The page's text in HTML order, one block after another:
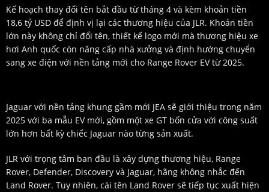
Kế hoạch thay đổi tên bắt đầu từ tháng 4 và kèm khoản tiền
18,6 tỷ USD để định vị lại các thương hiệu của JLR. Khoản tiền
lớn này không chỉ đổi tên, thiết kế logo mới mà thương hiệu xe
hơi Anh quốc còn nâng cấp nhà xưởng và định hướng chuyển
sang xe điện với nền tảng mới cho Range Rover EV từ 2025.
Jaguar với nền tảng khung gầm mới JEA sẽ giới thiệu trong năm
2025 với ba mẫu EV mới, gồm một xe GT bốn cửa với công suất
lớn hơn bất kỳ chiếc Jaguar nào từng sản xuất.
JLR với trọng tâm ban đầu là xây dựng thương hiệu, Range
Rover, Defender, Discovery và Jaguar, hãng không nhắc đến
Land Rover. Tuy nhiên, cái tên Land Rover sẽ tiếp tục xuất hiện